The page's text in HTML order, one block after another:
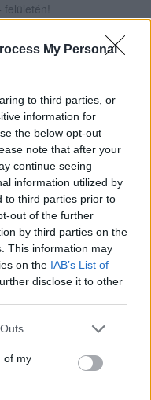
My Personal
to third parties, or
information for
the below opt-out
note that after your
continue seeing
information utilized by
to third parties prior to
out of the further
by third parties on the
This information may
on the IAB’s List of
disclose it to other
one or more Google
You may click to
its third-party tags to
in below Google
of my